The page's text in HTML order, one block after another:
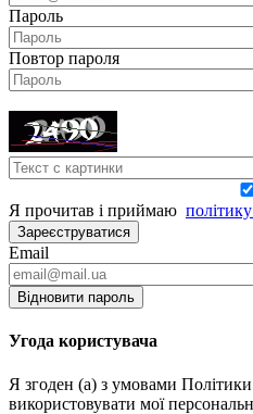
Пароль
Повтор пароля
Я прочитав і приймаю
Зареєструватися
Email
Відновити пароль
Угода користувача
Я згоден (а) з умовами Політики
використовувати мої